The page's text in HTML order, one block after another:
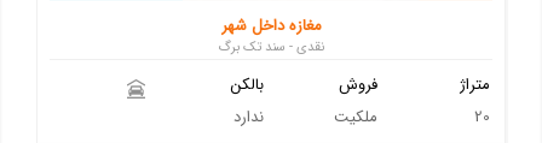
مغازه داخل شهر
نقدی - سند تک برگ
بالکن
ندارد
فروش
ملکیت
متراژ
20